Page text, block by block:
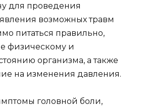
для проведения
возможных травм
питаться правильно,
физическому и
организма, а также
на изменения давления.
головной боли,